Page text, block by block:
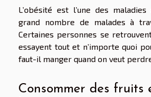
L’obésité est l’une des
grand nombre de malades à
Certaines personnes se
essayent tout et n’importe quoi
faut-il manger quand on veut
Consommer des fruits